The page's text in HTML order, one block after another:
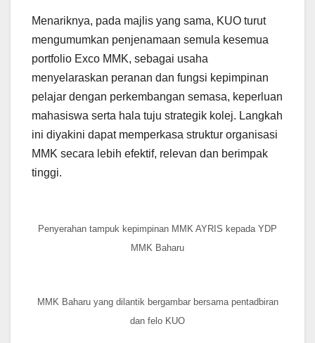
Menariknya, pada majlis yang sama, KUO turut
mengumumkan penjenamaan semula kesemua
portfolio Exco MMK, sebagai usaha
menyelaraskan peranan dan fungsi kepimpinan
pelajar dengan perkembangan semasa, keperluan
mahasiswa serta hala tuju strategik kolej. Langkah
ini diyakini dapat memperkasa struktur organisasi
MMK secara lebih efektif, relevan dan berimpak
tinggi.
Penyerahan tampuk kepimpinan MMK AYRIS kepada YDP
MMK Baharu
MMK Baharu yang dilantik bergambar bersama pentadbiran
dan felo KUO